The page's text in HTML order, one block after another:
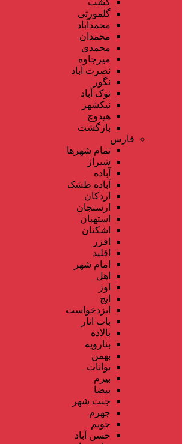
گلمورتی
محمدآباد
محمدان
محمدی
میرجاوه
نصرت آباد
نگور
نوک آباد
نیکشهر
هیدوچ
بازگشت
فارس
تمام شهر‌ها
شیراز
آباده
آباده طشک
اردکان
ارسنجان
استهبان
اشکنان
افزر
اقلید
امام شهر
اهل
اوز
ایج
ایزدخواست
باب انار
بالاده
بنارویه
بهمن
بوانات
بیرم
بیضا
جنت شهر
جهرم
جویم
حسن آباد